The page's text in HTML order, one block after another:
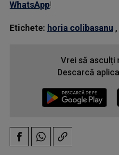
WhatsApp!
Etichete: horia colibasanu ,
Vrei să asculți
Descarcă